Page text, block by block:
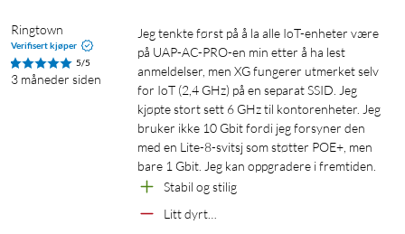
1 × Monteringsfeste
1 × Hurtigstartsguide
Ringtown
Verifisert kjøper
5/5
3 måneder siden
Jeg tenkte først på å la alle IoT-enheter være
på UAP-AC-PRO-en min etter å ha lest
anmeldelser, men XG fungerer utmerket selv
for IoT (2,4 GHz) på en separat SSID. Jeg
kjøpte stort sett 6 GHz til kontorenheter. Jeg
bruker ikke 10 Gbit fordi jeg forsyner den
med en Lite-8-svitsj som støtter POE+, men
bare 1 Gbit. Jeg kan oppgradere i fremtiden.
Stabil og stilig
Litt dyrt…